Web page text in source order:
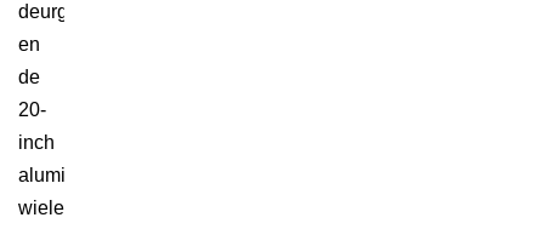
deurgrepen
en
de
20-
inch
aluminium
wielen.